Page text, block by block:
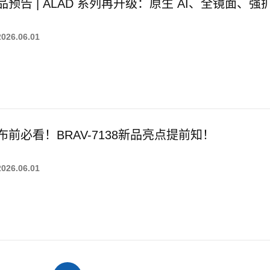
预告 | ALAD 系列再升级：原生 AI、全镜面、强
前必看！BRAV-7138新品亮点提前知！